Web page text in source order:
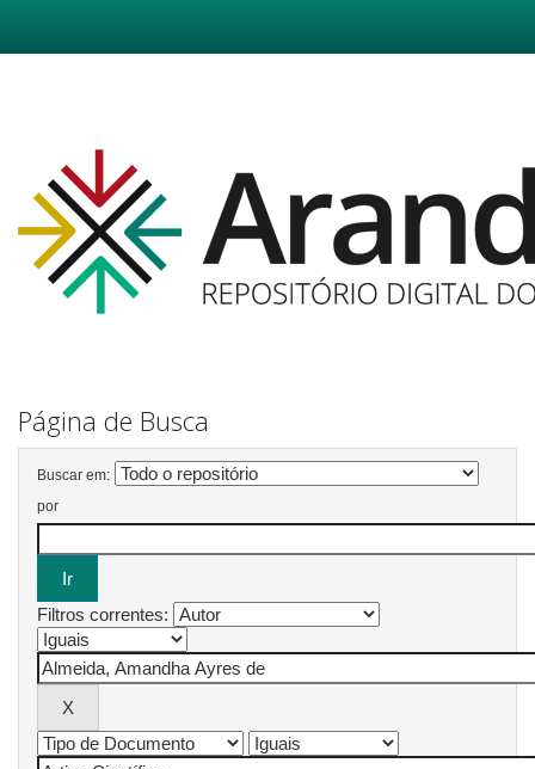
Página de Busca
Buscar em:
por
Filtros correntes: